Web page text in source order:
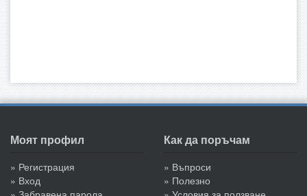
Моят профил
» Регистрация
» Вход
Как да поръчам
» Въпроси
» Полезно